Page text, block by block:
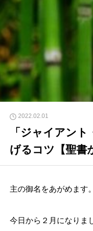
2022.02.01
「ジャイアン
げるコツ【聖書
主の御名をあがめます。
今日から２月になりま